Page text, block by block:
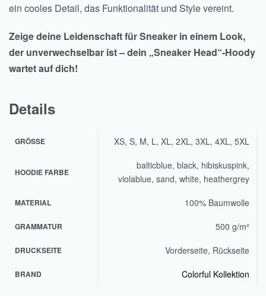
ein cooles Detail, das Funktionalität und Style vereint.
Zeige deine Leidenschaft für Sneaker in einem Look,
der unverwechselbar ist – dein „Sneaker Head“-Hoody
wartet auf dich!
Details
GRÖSSE XS, S, M, L, XL, 2XL, 3XL, 4XL, 5XL
HOODIE FARBE
balticblue, black, hibiskuspink,
violablue, sand, white, heathergrey
MATERIAL 100% Baumwolle
GRAMMATUR 500 g/m²
DRUCKSEITE Vorderseite, Rückseite
BRAND Colorful Kollektion